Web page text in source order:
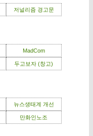
저널리즘 경고문
MadCom
두고보자 (창고)
뉴스생태계 개선
만화인노조